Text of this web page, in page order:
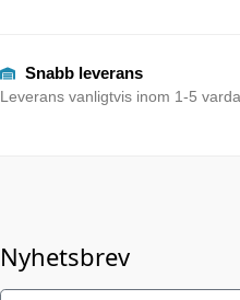
Snabb leverans
Leverans vanligtvis inom 1-5
Nyhetsbrev